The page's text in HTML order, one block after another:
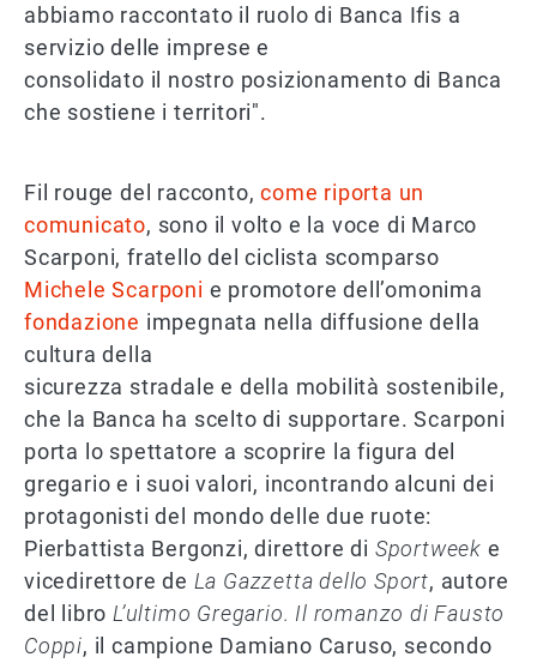
abbiamo raccontato il ruolo di Banca Ifis a
servizio delle imprese e
consolidato il nostro posizionamento di Banca
che sostiene i territori".
Fil rouge del racconto,come riporta un
comunicato, sono il volto e la voce di Marco
Scarponi, fratello del ciclista scomparso
Michele Scarponi e promotore dell’omonima
fondazione impegnata nella diffusione della
cultura della
sicurezza stradale e della mobilità sostenibile,
che la Banca ha scelto di supportare. Scarponi
porta lo spettatore a scoprire la figura del
gregario e i suoi valori, incontrando alcuni dei
protagonisti del mondo delle due ruote:
Pierbattista Bergonzi, direttore di Sportweek e
vicedirettore de La Gazzetta dello Sport, autore
del libro L’ultimo Gregario. Il romanzo di Fausto
Coppi, il campione Damiano Caruso, secondo